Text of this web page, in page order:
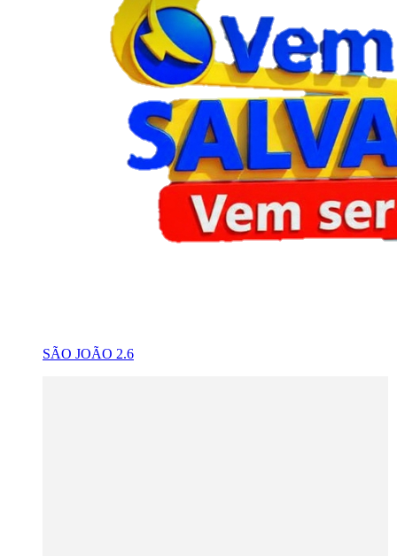
SÃO JOÃO 2.6